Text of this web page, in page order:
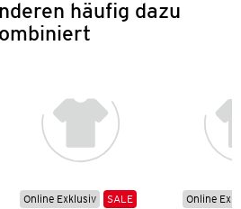
häufig dazu
Online Exklusiv
SALE
Online